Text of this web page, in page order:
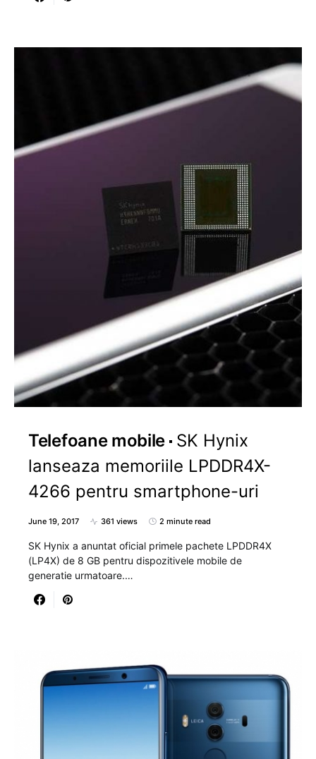
Telefoane mobile SK Hynix
lanseaza memoriile LPDDR4X-
4266 pentru smartphone-uri
June 19, 2017 361 views 2 minute read
SK Hynix a anuntat oficial primele pachete LPDDR4X
(LP4X) de 8 GB pentru dispozitivele mobile de
generatie urmatoare.…